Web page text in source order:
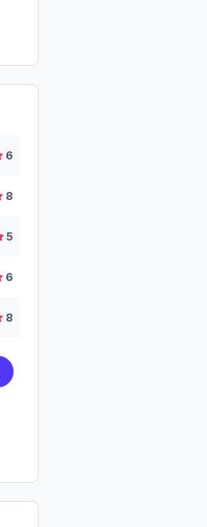
6
8
5
6
8